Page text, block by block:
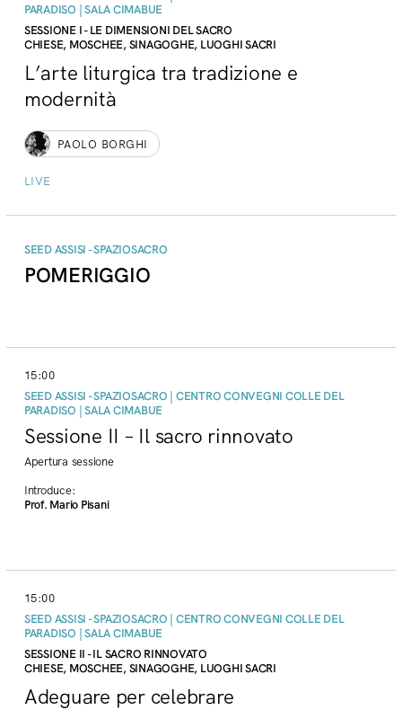
PARADISO | SALA CIMABUE
SESSIONE I - LE DIMENSIONI DEL SACRO
CHIESE, MOSCHEE, SINAGOGHE, LUOGHI SACRI
L’arte liturgica tra tradizione e
modernità
PAOLO BORGHI
LIVE
SEED ASSISI - SPAZIOSACRO
POMERIGGIO
15:00
SEED ASSISI - SPAZIOSACRO | CENTRO CONVEGNI COLLE DEL
PARADISO | SALA CIMABUE
Sessione II – Il sacro rinnovato
Apertura sessione
Introduce:
Prof. Mario Pisani
15:00
SEED ASSISI - SPAZIOSACRO | CENTRO CONVEGNI COLLE DEL
PARADISO | SALA CIMABUE
SESSIONE II - IL SACRO RINNOVATO
CHIESE, MOSCHEE, SINAGOGHE, LUOGHI SACRI
Adeguare per celebrare